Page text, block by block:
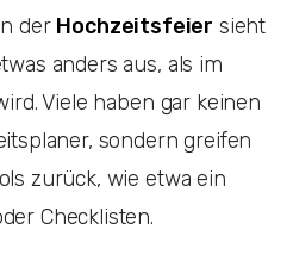
der Hochzeitsfeier sieht
anders aus, als im
Viele haben gar keinen
sondern greifen
zurück, wie etwa ein
Checklisten.